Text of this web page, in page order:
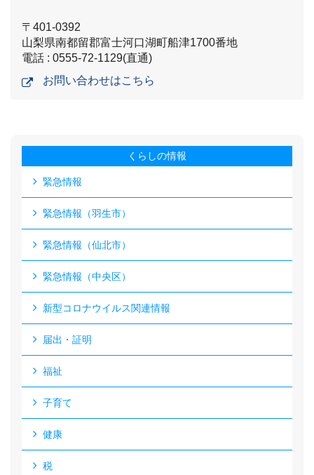
〒401-0392
山梨県南都留郡富士河口湖町船津1700番地
電話 : 0555-72-1129(直通)
お問い合わせはこちら
くらしの情報
緊急情報
緊急情報（羽生市）
緊急情報（仙北市）
緊急情報（中央区）
新型コロナウイルス関連情報
届出・証明
福祉
子育て
健康
税